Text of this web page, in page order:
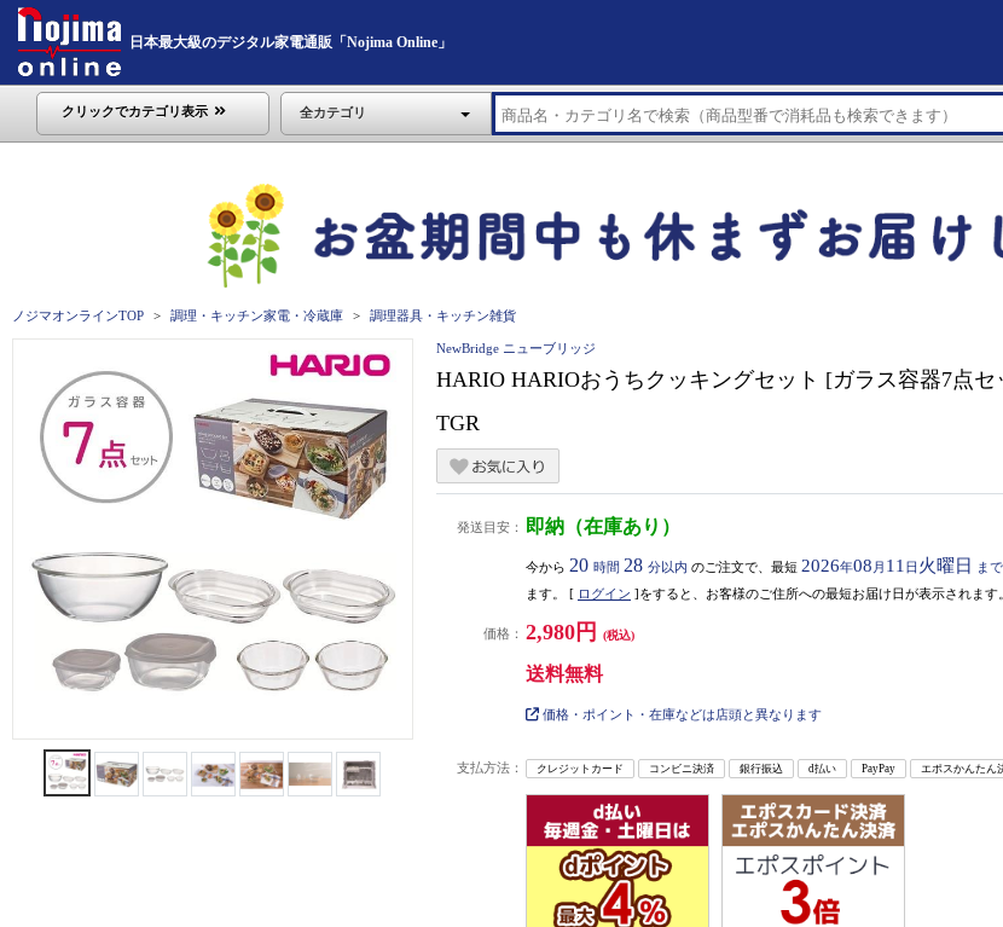
日本最大級のデジタル家電通販「Nojima Online」
クリックでカテゴリ表示 全カテゴリ
ノジマオンラインTOP 調理・キッチン家電・冷蔵庫 調理器具・キッチン雑貨
NewBridge ニューブリッジ
HARIO HARIOおうちクッキングセット [ガラス容器7点
TGR
発送目安： 即納（在庫あり）
今から 20 時間 28 分以内 のご注文で、最短 2026年08 月 11 日 火曜日 ま
ます。 [ ログイン ]をすると、お客様のご住所への最短お届け日が表示されます。
価格： 2,980円 (税込)
送料無料
価格・ポイント・在庫などは店頭と異なります
支払方法： クレジットカード コンビニ決済 銀行振込 d払い PayPay エポスかんたん